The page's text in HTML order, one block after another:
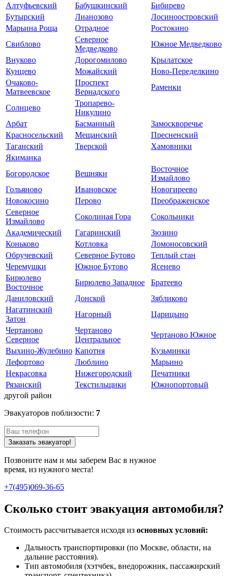
Алтуфьевский
Бабушкинский
Бибирево
Бутырский
Лианозово
Лосиноостровский
Марьина Роща
Отрадное
Ростокино
Свиблово
Северное
Медведково
Южное Медведково
Внуково
Дорогомилово
Крылатское
Кунцево
Можайский
Ново-Переделкино
Очаково-
Матвеевское
Проспект
Вернадского
Раменки
Солнцево
Тропарево-
Никулино
Арбат
Басманный
Замоскворечье
Красносельский
Мещанский
Пресненский
Таганский
Тверской
Хамовники
Якиманка
Богородское
Вешняки
Восточное
Измайлово
Гольяново
Ивановское
Новогиреево
Новокосино
Перово
Преображенское
Северное
Измайлово
Соколиная Гора
Сокольники
Академический
Гагаринский
Зюзино
Коньково
Котловка
Ломоносовский
Обручевский
Северное Бутово
Теплый стан
Черемушки
Южное Бутово
Ясенево
Бирюлево
Восточное
Бирюлево Западное
Братеево
Даниловский
Донской
Зябликово
Нагатинский
Затон
Нагорный
Царицыно
Чертаново
Северное
Чертаново
Центральное
Чертаново Южное
Выхино-Жулебино Капотня
Кузьминки
Лефортово
Люблино
Марьино
Некрасовка
Нижегородский
Печатники
Рязанский
Текстильщики
Южнопортовый
другой район
Эвакуаторов поблизости: 7
Заказать эвакуатор!
Позвоните нам и мы заберем Вас в нужное
время, из нужного места!
+7(495)069-36-65
Сколько стоит эвакуация автомобиля?
Стоимость рассчитывается исходя из основных условий:
Дальность транспортировки (по Москве, области, на
дальние расстояния).
Тип автомобиля (хэтчбек, внедорожник, пассажирский